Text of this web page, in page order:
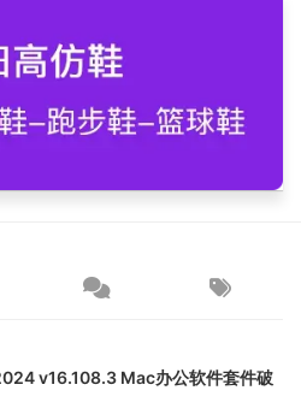
v16.108.3 Mac办公软件套件破